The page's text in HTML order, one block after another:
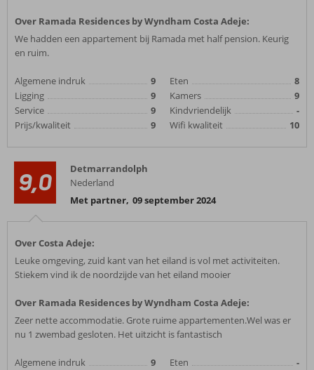
Over Ramada Residences by Wyndham Costa Adeje:
We hadden een appartement bij Ramada met half pension. Keurig
en ruim.
Algemene indruk
9
Ligging
9
Service
9
Prijs/kwaliteit
9
Eten
8
Kamers
9
Kindvriendelijk
-
Wifi kwaliteit
10
9,0
Detmarrandolph
Nederland
Met partner, 09 september 2024
Over Costa Adeje:
Leuke omgeving, zuid kant van het eiland is vol met activiteiten.
Stiekem vind ik de noordzijde van het eiland mooier
Over Ramada Residences by Wyndham Costa Adeje:
Zeer nette accommodatie. Grote ruime appartementen.Wel was er
nu 1 zwembad gesloten. Het uitzicht is fantastisch
Algemene indruk
9
Eten
-